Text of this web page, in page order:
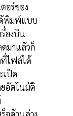
อร์ของ
พิมพ์แบบ
องบิน
มาแล้วก็
ที่ไฟล์ได้
เปิด
อัตโนมัติ